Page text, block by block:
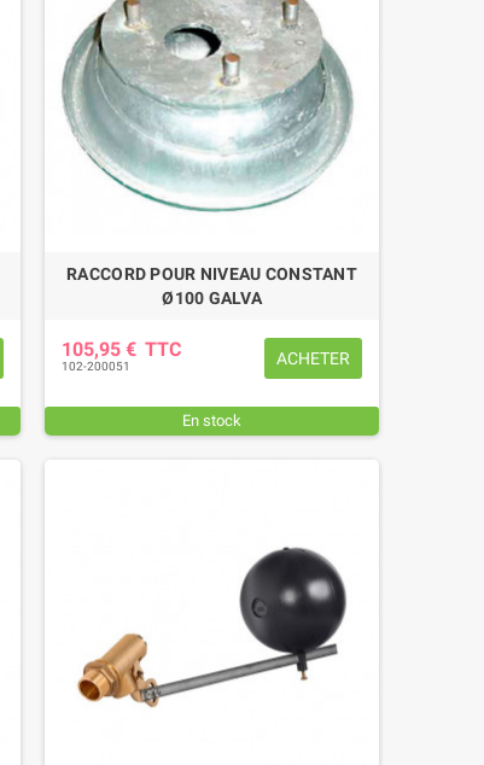
(3 avis)
RACCORD POUR NIVEAU CONSTANT
Ø100 GALVA
105,95 € TTC
102-200051 ACHETER
En stock